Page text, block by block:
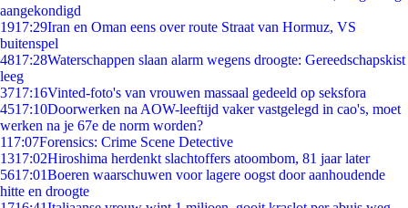
aangekondigd
1917:29Iran en Oman eens over route Straat van Hormuz, VS
buitenspel
4817:28Waterschappen slaan alarm wegens droogte: Gereedschapskist
leeg
3717:16Vinted-foto's van vrouwen massaal gedeeld op seksfora
4517:10Doorwerken na AOW-leeftijd vaker vastgelegd in cao's, moet
werken na je 67e de norm worden?
117:07Forensics: Crime Scene Detective
1317:02Hiroshima herdenkt slachtoffers atoombom, 81 jaar later
5617:01Boeren waarschuwen voor lagere oogst door aanhoudende
hitte en droogte